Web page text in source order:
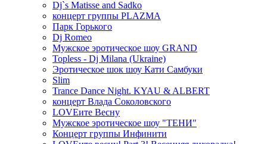
Dj`s Matisse and Sadko
концерт группы PLAZMA
Парк Горького
Dj Romeo
Мужское эротическое шоу GRAND
Topless - Dj Milana (Ukraine)
Эротическое шок шоу Кати Самбуки
Slim
Trance Dance Night. KYAU & ALBERT
концерт Влада Соколовского
LOVEите Весну
Мужское эротическое шоу "ТЕНИ"
Концерт группы Инфинити